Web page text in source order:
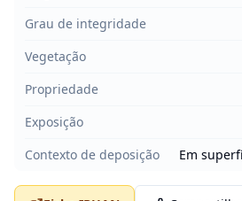
Grau de integridade
Vegetação
Propriedade
Exposição
Contexto de deposição
Em